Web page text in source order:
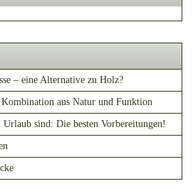
– eine Alternative zu Holz?
aus Natur und Funktion
sind: Die besten Vorbereitungen!